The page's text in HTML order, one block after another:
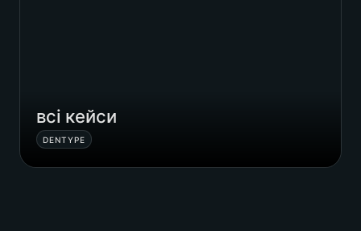
всі кейси
DENTYPE